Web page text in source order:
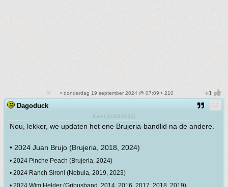
• donderdag 19 september 2024 @ 07:09 • 210
Dagoduck
Karel (2003-2022)
Nou, lekker, we updaten het ene Brujeria-bandlid na de andere.
• 2024 Juan Brujo (Brujeria, 2018, 2024)
• 2024 Pinche Peach (Brujeria, 2024)
• 2024 Ranch Sironi (Nebula, 2019, 2023)
• 2024 Wim Helder (Gribusband, 2014, 2016, 2017, 2018, 2019)